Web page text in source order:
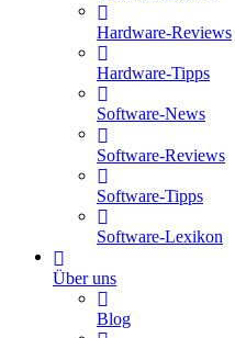
Hardware-Reviews
Hardware-Tipps
Software-News
Software-Reviews
Software-Tipps
Software-Lexikon
Über uns
Blog